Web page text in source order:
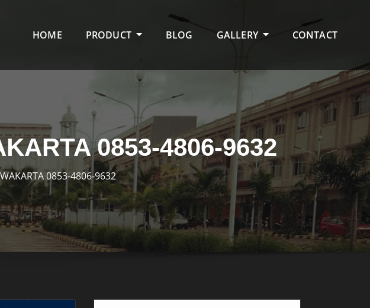
HOME PRODUCT BLOG GALLERY CONTACT
0853-4806-9632
0853-4806-9632